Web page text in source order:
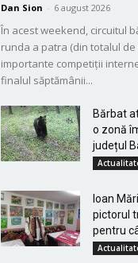
Dan Sion - 6 august 2026
În acest weekend, circuitul
runda a patra (din totalul de
importante competiții
finalul săptămânii...
Bărbat
o zonă
județul
Ioan
pictorul
pentru